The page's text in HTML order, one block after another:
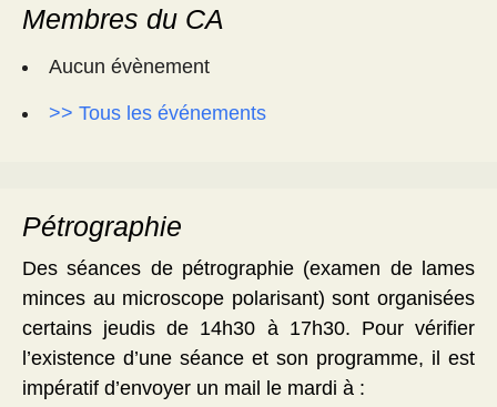
Membres du CA
Aucun évènement
>> Tous les événements
Pétrographie
Des séances de pétrographie (examen de lames
minces au microscope polarisant) sont organisées
certains jeudis de 14h30 à 17h30. Pour vérifier
l’existence d’une séance et son programme, il est
impératif d’envoyer un mail le mardi à :